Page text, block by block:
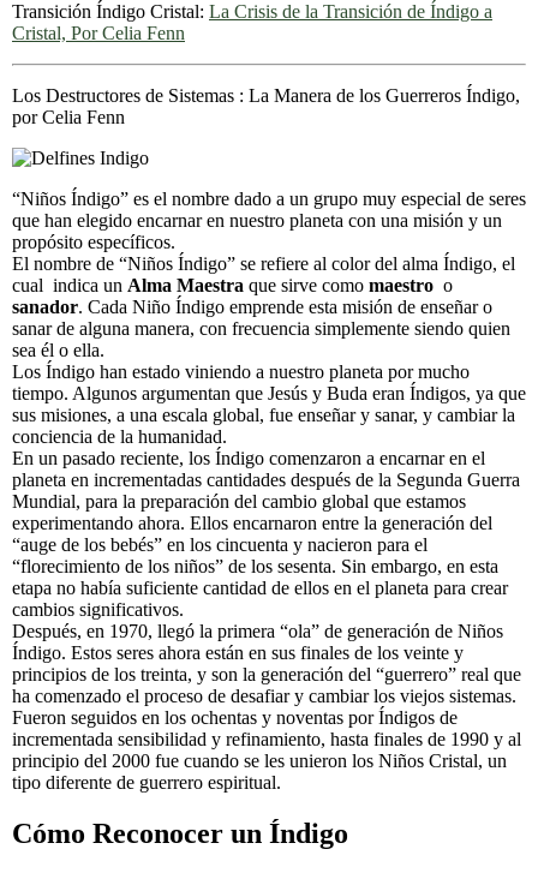
Transición Índigo Cristal: La Crisis de la Transición de Índigo a
Cristal, Por Celia Fenn
Los Destructores de Sistemas : La Manera de los Guerreros Índigo,
por Celia Fenn
“Niños Índigo” es el nombre dado a un grupo muy especial de seres
que han elegido encarnar en nuestro planeta con una misión y un
propósito específicos.
El nombre de “Niños Índigo” se refiere al color del alma Índigo, el
cual indica un Alma Maestra que sirve como maestro o
sanador. Cada Niño Índigo emprende esta misión de enseñar o
sanar de alguna manera, con frecuencia simplemente siendo quien
sea él o ella.
Los Índigo han estado viniendo a nuestro planeta por mucho
tiempo. Algunos argumentan que Jesús y Buda eran Índigos, ya que
sus misiones, a una escala global, fue enseñar y sanar, y cambiar la
conciencia de la humanidad.
En un pasado reciente, los Índigo comenzaron a encarnar en el
planeta en incrementadas cantidades después de la Segunda Guerra
Mundial, para la preparación del cambio global que estamos
experimentando ahora. Ellos encarnaron entre la generación del
“auge de los bebés” en los cincuenta y nacieron para el
“florecimiento de los niños” de los sesenta. Sin embargo, en esta
etapa no había suficiente cantidad de ellos en el planeta para crear
cambios significativos.
Después, en 1970, llegó la primera “ola” de generación de Niños
Índigo. Estos seres ahora están en sus finales de los veinte y
principios de los treinta, y son la generación del “guerrero” real que
ha comenzado el proceso de desafiar y cambiar los viejos sistemas.
Fueron seguidos en los ochentas y noventas por Índigos de
incrementada sensibilidad y refinamiento, hasta finales de 1990 y al
principio del 2000 fue cuando se les unieron los Niños Cristal, un
tipo diferente de guerrero espiritual.
Cómo Reconocer un Índigo